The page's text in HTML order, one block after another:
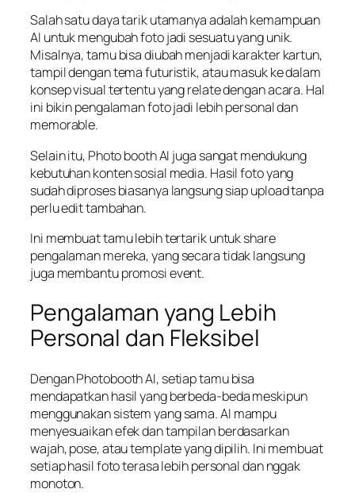
Salah satu daya tarik utamanya adalah kemampuan
AI untuk mengubah foto jadi sesuatu yang unik.
Misalnya, tamu bisa diubah menjadi karakter kartun,
tampil dengan tema futuristik, atau masuk ke dalam
konsep visual tertentu yang relate dengan acara. Hal
ini bikin pengalaman foto jadi lebih personal dan
memorable.
Selain itu, Photo booth AI juga sangat mendukung
kebutuhan konten sosial media. Hasil foto yang
sudah diproses biasanya langsung siap upload tanpa
perlu edit tambahan.
Ini membuat tamu lebih tertarik untuk share
pengalaman mereka, yang secara tidak langsung
juga membantu promosi event.
Pengalaman yang Lebih
Personal dan Fleksibel
Dengan Photobooth AI, setiap tamu bisa
mendapatkan hasil yang berbeda-beda meskipun
menggunakan sistem yang sama. AI mampu
menyesuaikan efek dan tampilan berdasarkan
wajah, pose, atau template yang dipilih. Ini membuat
setiap hasil foto terasa lebih personal dan nggak
monoton.